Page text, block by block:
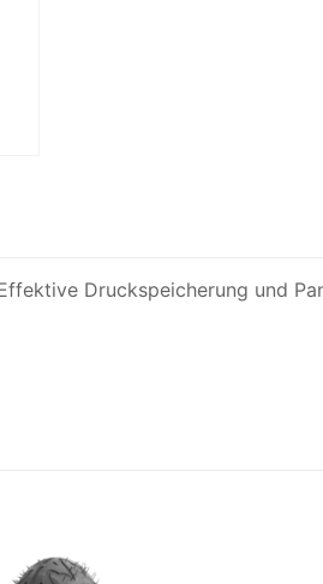
Druckspeicherung und